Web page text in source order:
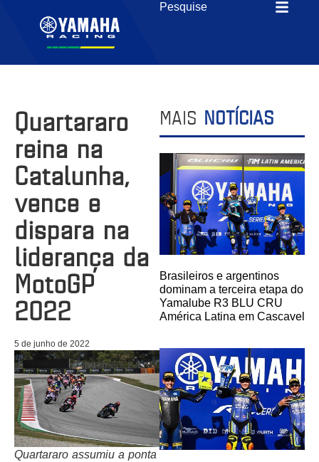
Quartararo
reina na
Catalunha,
vence e
dispara na
liderança da
MotoGP
2022
5 de junho de 2022
Quartararo assumiu a ponta
MAIS NOTÍCIAS
Brasileiros e argentinos
dominam a terceira etapa do
Yamalube R3 BLU CRU
América Latina em Cascavel